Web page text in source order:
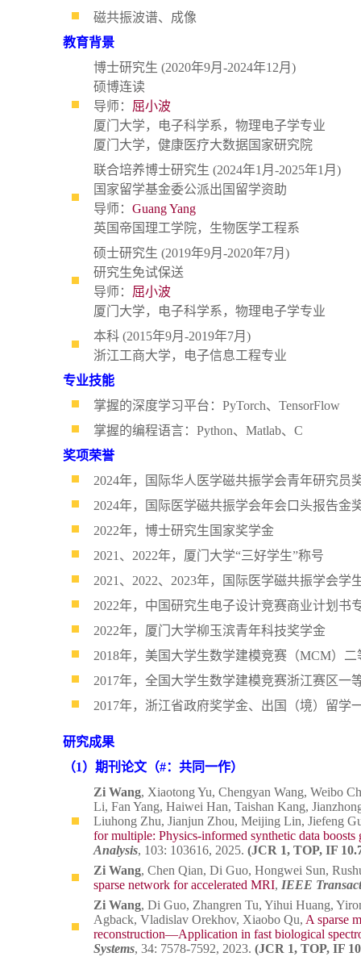
磁共振波谱、成像
教育背景
博士研究生 (2020年9月-2024年12月)
硕博连读
导师： 屈小波
厦门大学，电子科学系，物理电子学专业
厦门大学，健康医疗大数据国家研究院
联合培养博士研究生 (2024年1月-2025年1月)
国家留学基金委公派出国留学资助
导师： Guang Yang
英国帝国理工学院，生物医学工程系
硕士研究生 (2019年9月-2020年7月)
研究生免试保送
导师： 屈小波
厦门大学，电子科学系， 物理电子学专业
本科 (2015年9月-2019年7月)
浙江工商大学，电子信息工程专业
专业技能
掌握的深度学习平台：PyTorch、TensorFlow
掌握的编程语言：Python、Matlab、C
奖项荣誉
2024年，国际华人医学磁共振学会青年研究员
2024年，国际医学磁共振学会年会口头报告金
2022年，博士研究生国家奖学金
2021、2022年，厦门大学“三好学生”称号
2021、2022、2023年，国际医学磁共振学会学
2022年，中国研究生电子设计竞赛商业计划书
2022年，厦门大学柳玉滨青年科技奖学金
2018年，美国大学生数学建模竞赛（MCM）二
2017年，全国大学生数学建模竞赛浙江赛区一
2017年，浙江省政府奖学金、出国（境）留学
研究成果
（1）期刊论文（#：共同一作）
Zi Wang, Xiaotong Yu, Chengyan Wang, Weibo
Li, Fan Yang, Haiwei Han, Taishan Kang,
Liuhong Zhu, Jianjun Zhou, Meijing Lin, Jiefeng
for multiple: Physics-informed synthetic data
Analysis, 103: 103616, 2025. (JCR 1, TOP, IF
Zi Wang, Chen Qian, Di Guo, Hongwei Sun,
sparse network for accelerated MRI, IEEE
Zi Wang, Di Guo, Zhangren Tu, Yihui Huang,
Agback, Vladislav Orekhov, Xiaobo Qu, A sparse
reconstruction—Application in fast biological
Systems, 34: 7578-7592, 2023. (JCR 1, TOP, IF